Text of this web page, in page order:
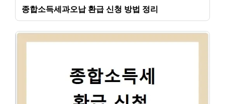
종합소득세과오납 환급 신청 방법 정리